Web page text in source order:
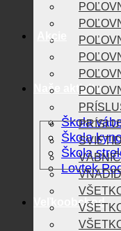
Akcie
Naše aktivity
Škola
Škola
Škola
Lovtek
Veľkoobchod